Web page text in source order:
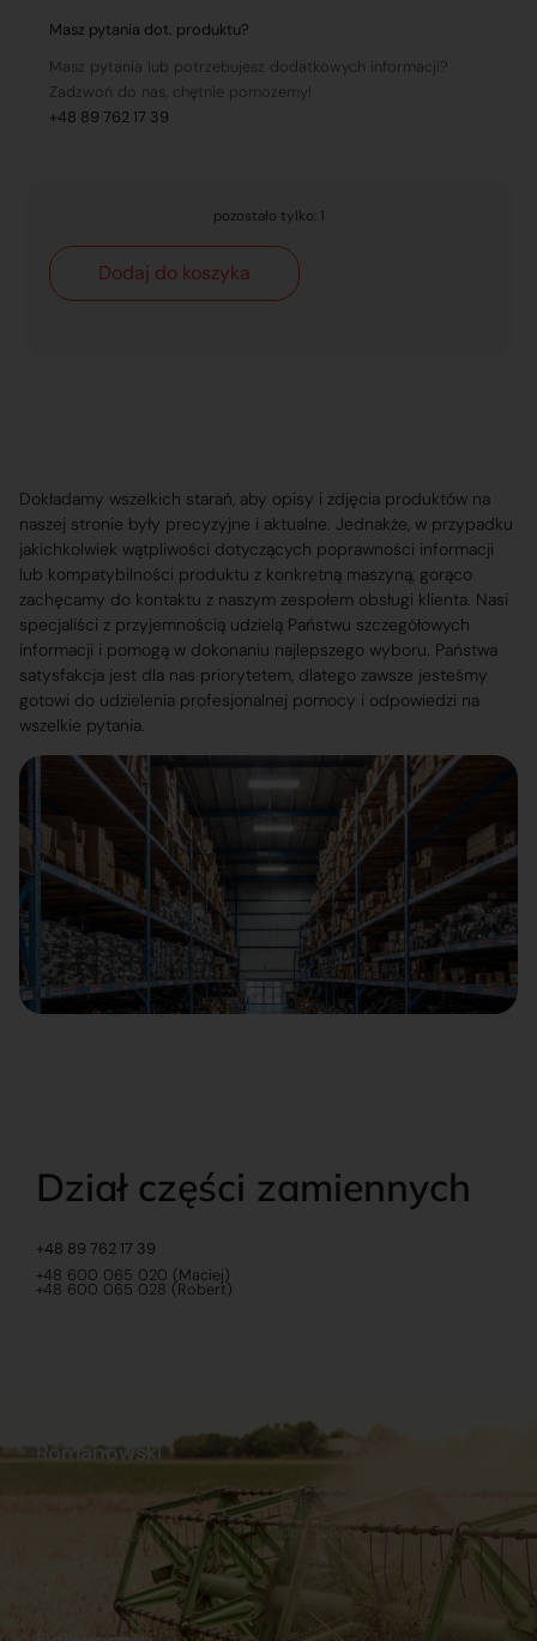
Masz pytania dot. produktu?
Masz pytania lub potrzebujesz dodatkowych informacji?
Zadzwoń do nas, chętnie pomożemy!
+48 89 762 17 39
pozostało tylko: 1
Dodaj do koszyka
Dokładamy wszelkich starań, aby opisy i zdjęcia produktów na
naszej stronie były precyzyjne i aktualne. Jednakże, w przypadku
jakichkolwiek wątpliwości dotyczących poprawności informacji
lub kompatybilności produktu z konkretną maszyną, gorąco
zachęcamy do kontaktu z naszym zespołem obsługi klienta. Nasi
specjaliści z przyjemnością udzielą Państwu szczegółowych
informacji i pomogą w dokonaniu najlepszego wyboru. Państwa
satysfakcja jest dla nas priorytetem, dlatego zawsze jesteśmy
gotowi do udzielenia profesjonalnej pomocy i odpowiedzi na
wszelkie pytania.
Dział części zamiennych
+48 89 762 17 39
+48 600 065 020 (Maciej)
+48 600 065 028 (Robert)
Romanowski
Sklep internetowy
Praca
Ubezpieczenia